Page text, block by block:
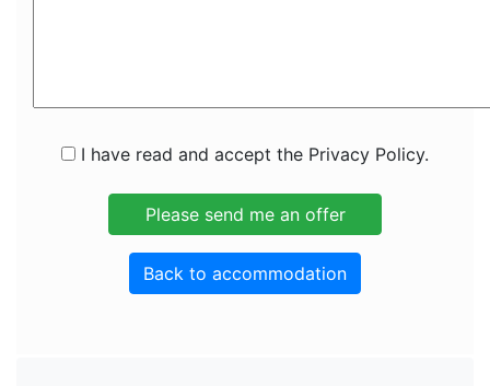
I have read and accept the Privacy Policy.
Back to accommodation